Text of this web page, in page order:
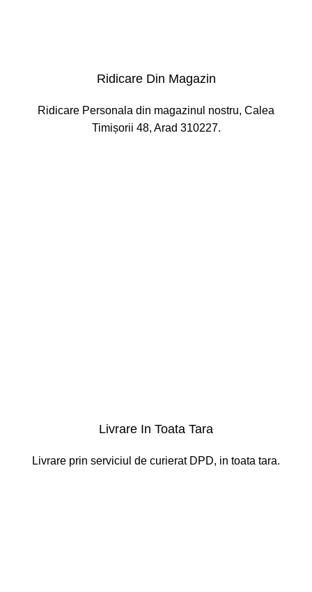
Ridicare Din Magazin
Ridicare Personala din magazinul nostru, Calea
Timișorii 48, Arad 310227.
Livrare In Toata Tara
Livrare prin serviciul de curierat DPD, in toata tara.